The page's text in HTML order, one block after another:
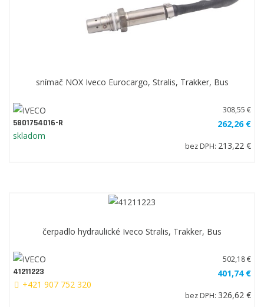
snímač NOX Iveco Eurocargo, Stralis, Trakker, Bus
5801754016-R
skladom
308,55 €
262,26 €
bez DPH: 213,22 €
čerpadlo hydraulické Iveco Stralis, Trakker, Bus
41211223
+421 907 752 320
502,18 €
401,74 €
bez DPH: 326,62 €